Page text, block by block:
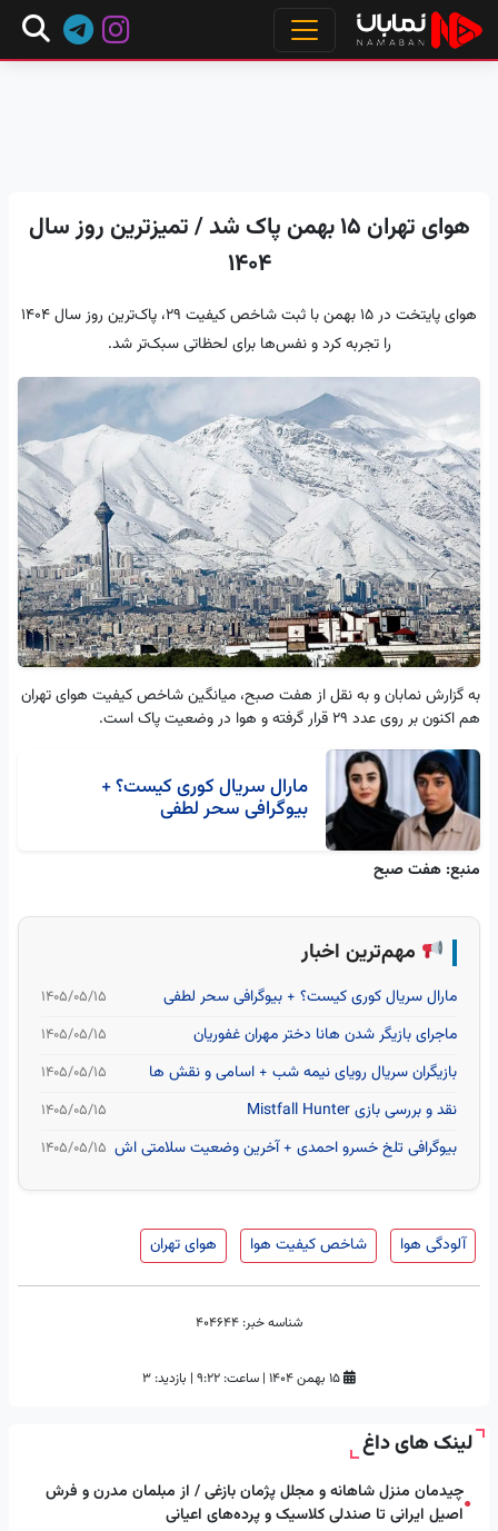
هوای تهران 15 بهمن پاک‌ شد / تمیزترین روز سال
1404
هوای پایتخت در 15 بهمن با ثبت شاخص کیفیت 29، پاک‌ترین روز سال 1404
را تجربه کرد و نفس‌ها برای لحظاتی سبک‌تر شد.
به گزارش نمابان و به نقل از هفت صبح، میانگین شاخص کیفیت هوای تهران
هم اکنون بر روی عدد ۲۹ قرار گرفته و هوا در وضعیت پاک است.
مارال سریال کوری کیست؟ +
بیوگرافی سحر لطفی
منبع: هفت صبح
مهم‌ترین اخبار
مارال سریال کوری کیست؟ + بیوگرافی سحر لطفی ۱۴۰۵/۰۵/۱۵
ماجرای بازیگر شدن هانا دختر مهران غفوریان ۱۴۰۵/۰۵/۱۵
بازیگران سریال رویای نیمه شب + اسامی و نقش ها ۱۴۰۵/۰۵/۱۵
نقد و بررسی بازی Mistfall Hunter ۱۴۰۵/۰۵/۱۵
بیوگرافی تلخ خسرو احمدی + آخرین وضعیت سلامتی اش ۱۴۰۵/۰۵/۱۵
آلودگی هوا شاخص کیفیت هوا هوای تهران
شناسه خبر:
| ساعت: ۹:۲۲ | بازدید: 3
لینک های داغ
●چیدمان منزل شاهانه و مجلل پژمان بازغی / از مبلمان مدرن و فرش
اصیل ایرانی تا صندلی کلاسیک و پرده‌های اعیانی